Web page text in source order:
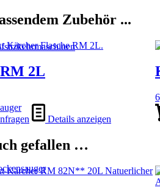
Zubehör ...
2L
Details anzeigen
gefallen …